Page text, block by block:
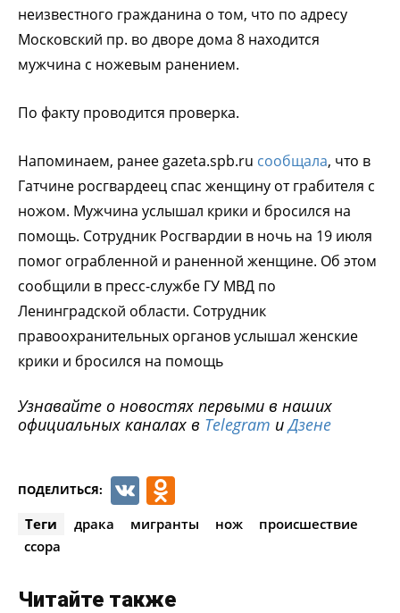
неизвестного гражданина о том, что по адресу
Московский пр. во дворе дома 8 находится
мужчина с ножевым ранением.
По факту проводится проверка.
Напоминаем, ранее gazeta.spb.ru сообщала, что в
Гатчине росгвардеец спас женщину от грабителя с
ножом. Мужчина услышал крики и бросился на
помощь. Сотрудник Росгвардии в ночь на 19 июля
помог ограбленной и раненной женщине. Об этом
сообщили в пресс-службе ГУ МВД по
Ленинградской области. Сотрудник
правоохранительных органов услышал женские
крики и бросился на помощь
Узнавайте о новостях первыми в наших
официальных каналах в Telegram иДзене
ПОДЕЛИТЬСЯ: VK
Теги драка мигранты нож
происшествие
ссора
Читайте также